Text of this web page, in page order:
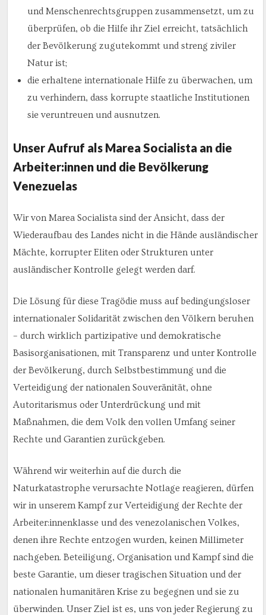
und Menschenrechtsgruppen zusammensetzt, um zu
überprüfen, ob die Hilfe ihr Ziel erreicht, tatsächlich
der Bevölkerung zugutekommt und streng ziviler
Natur ist;
die erhaltene internationale Hilfe zu überwachen, um
zu verhindern, dass korrupte staatliche Institutionen
sie veruntreuen und ausnutzen.
Unser Aufruf als Marea Socialista an die
Arbeiter:innen und die Bevölkerung
Venezuelas
Wir von Marea Socialista sind der Ansicht, dass der
Wiederaufbau des Landes nicht in die Hände ausländischer
Mächte, korrupter Eliten oder Strukturen unter
ausländischer Kontrolle gelegt werden darf.
Die Lösung für diese Tragödie muss auf bedingungsloser
internationaler Solidarität zwischen den Völkern beruhen
– durch wirklich partizipative und demokratische
Basisorganisationen, mit Transparenz und unter Kontrolle
der Bevölkerung, durch Selbstbestimmung und die
Verteidigung der nationalen Souveränität, ohne
Autoritarismus oder Unterdrückung und mit
Maßnahmen, die dem Volk den vollen Umfang seiner
Rechte und Garantien zurückgeben.
Während wir weiterhin auf die durch die
Naturkatastrophe verursachte Notlage reagieren, dürfen
wir in unserem Kampf zur Verteidigung der Rechte der
Arbeiter:innenklasse und des venezolanischen Volkes,
denen ihre Rechte entzogen wurden, keinen Millimeter
nachgeben. Beteiligung, Organisation und Kampf sind die
beste Garantie, um dieser tragischen Situation und der
nationalen humanitären Krise zu begegnen und sie zu
überwinden. Unser Ziel ist es, uns von jeder Regierung zu